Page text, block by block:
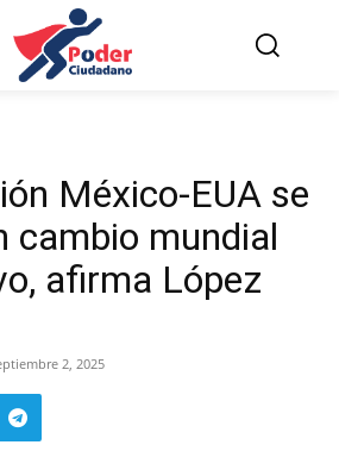
México-EUA se
cambio mundial
afirma López
2, 2025